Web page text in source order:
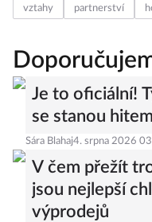
vztahy partnerství
Je to oficiální!
se stanou
Sára Blahaj4. srpna 2026
V čem přežít
jsou nejlepší
výprodejů